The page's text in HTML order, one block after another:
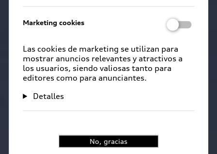
Marketing cookies
Las cookies de marketing se utilizan para
mostrar anuncios relevantes y atractivos a
los usuarios, siendo valiosas tanto para
editores como para anunciantes.
Detalles
No, gracias